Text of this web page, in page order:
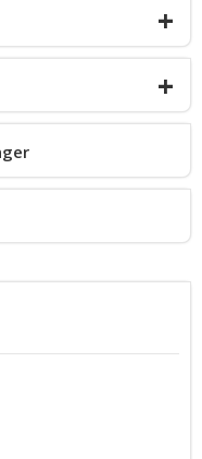
+
HighLighter
+